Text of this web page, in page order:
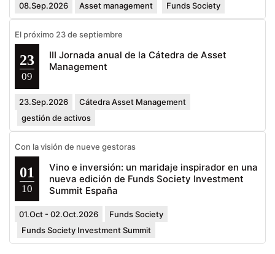
08.Sep.2026 Asset management Funds Society
El próximo 23 de septiembre
23
09
III Jornada anual de la Cátedra de Asset
Management
23.Sep.2026
Cátedra Asset Management
gestión de activos
Con la visión de nueve gestoras
01
10
Vino e inversión: un maridaje inspirador en una
nueva edición de Funds Society Investment
Summit España
01.Oct - 02.Oct.2026
Funds Society
Funds Society Investment Summit